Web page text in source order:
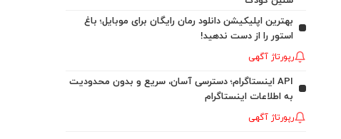
بهترین اپلیکیشن دانلود رمان رایگان برای موبایل؛ باغ
استور را از دست ندهید!
رپورتاژ آگهی
API اینستاگرام؛ دسترسی آسان، سریع و بدون محدودیت
به اطلاعات اینستاگرام
رپورتاژ آگهی